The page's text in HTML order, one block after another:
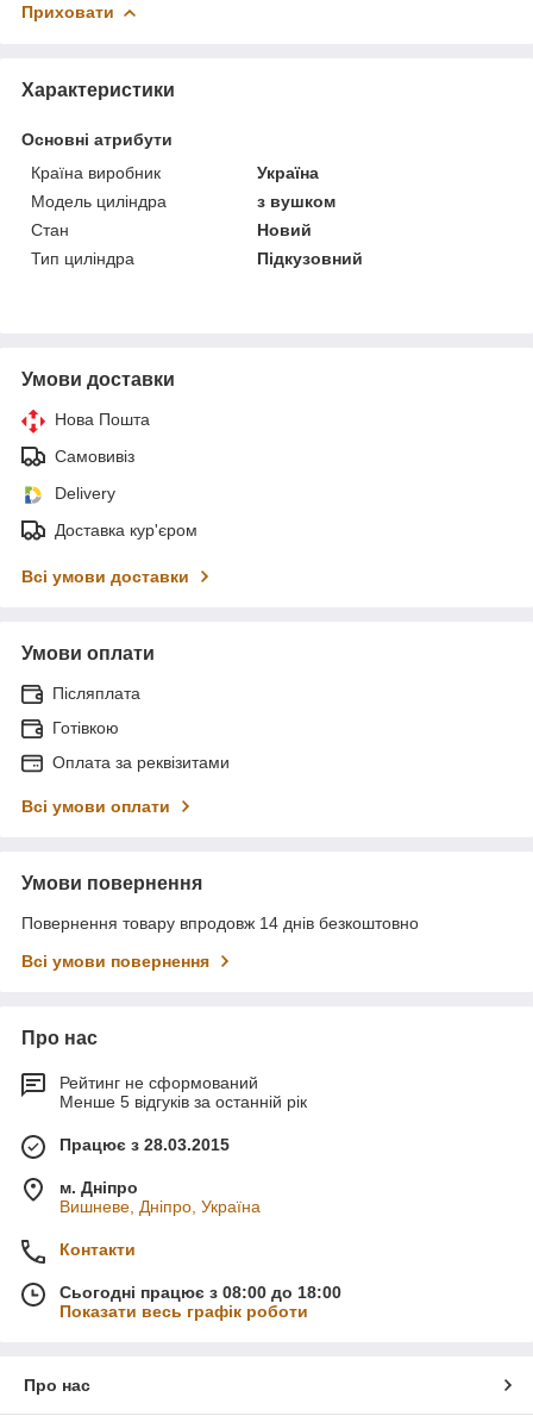
Приховати
Характеристики
Основні атрибути
Країна виробник
Україна
Модель циліндра
з вушком
Стан
Новий
Тип циліндра
Підкузовний
Умови доставки
Нова Пошта
Самовивіз
Delivery
Доставка кур'єром
Всі умови доставки
Умови оплати
Післяплата
Готівкою
Оплата за реквізитами
Всі умови оплати
Умови повернення
Повернення товару впродовж 14 днів безкоштовно
Всі умови повернення
Про нас
Рейтинг не сформований
Менше 5 відгуків за останній рік
Працює з 28.03.2015
м. Дніпро
Вишневе, Дніпро, Україна
Контакти
Сьогодні працює з 08:00 до 18:00
Показати весь графік роботи
Про нас